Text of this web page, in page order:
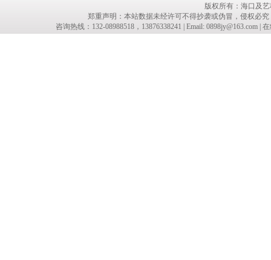
版权所有： 海口及
郑重声明：本站数据未经许可不得抄袭或伪冒，侵权必
咨询热线：132-08988518，13876338241 | Email: